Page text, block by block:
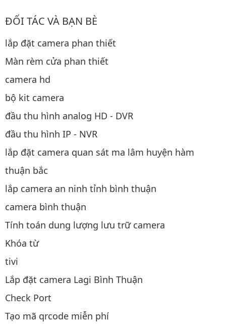
ĐỐI TÁC VÀ BẠN BÈ
lắp đặt camera phan thiết
Màn rèm cửa phan thiết
camera hd
bộ kit camera
đầu thu hình analog HD - DVR
đầu thu hình IP - NVR
lắp đặt camera quan sát ma lâm huyện hàm
thuận bắc
lắp camera an ninh tỉnh bình thuận
camera bình thuận
Tính toán dung lượng lưu trữ camera
Khóa từ
tivi
Lắp đặt camera Lagi Bình Thuận
Check Port
Tạo mã qrcode miễn phí